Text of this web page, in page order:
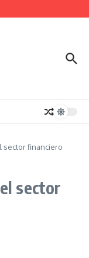
Alfonso Lizarazo
sector financiero
sector